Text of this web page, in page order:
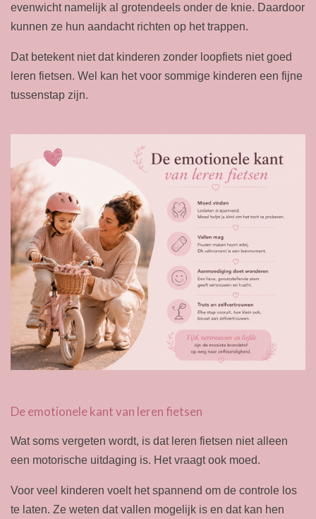
evenwicht namelijk al grotendeels onder de knie. Daardoor
kunnen ze hun aandacht richten op het trappen.
Dat betekent niet dat kinderen zonder loopfiets niet goed
leren fietsen. Wel kan het voor sommige kinderen een fijne
tussenstap zijn.
De emotionele kant van leren fietsen
Wat soms vergeten wordt, is dat leren fietsen niet alleen
een motorische uitdaging is. Het vraagt ook moed.
Voor veel kinderen voelt het spannend om de controle los
te laten. Ze weten dat vallen mogelijk is en dat kan hen